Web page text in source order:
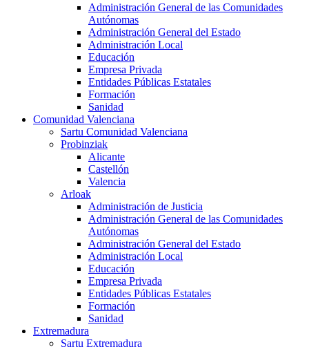
Administración General de las Comunidades
Autónomas
Administración General del Estado
Administración Local
Educación
Empresa Privada
Entidades Públicas Estatales
Formación
Sanidad
Comunidad Valenciana
Sartu Comunidad Valenciana
Probinziak
Alicante
Castellón
Valencia
Arloak
Administración de Justicia
Administración General de las Comunidades
Autónomas
Administración General del Estado
Administración Local
Educación
Empresa Privada
Entidades Públicas Estatales
Formación
Sanidad
Extremadura
Sartu Extremadura